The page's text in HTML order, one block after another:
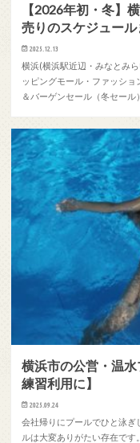
【2026年初・冬】
売りのスケジュール
2025.12.13
横浜(横浜駅近辺・みなとみ
ッピングモール・ファッシ
＆バーゲンセール（冬セー
横浜市の公営・温
練習利用に】
2025.09.24
会社帰りにプールでひと泳ぎ
ルは大変ありがたい存在で